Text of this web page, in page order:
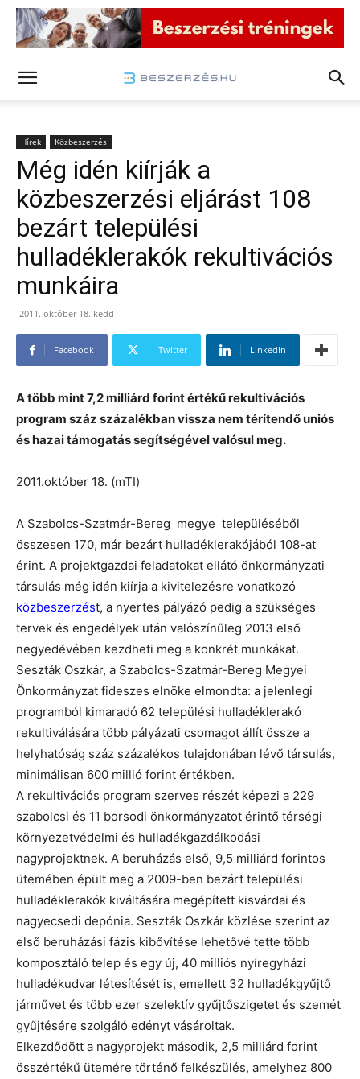
Hírek Közbeszerzés
Még idén kiírják a
közbeszerzési eljárást 108
bezárt települési
hulladéklerakók rekultivációs
munkáira
2011. október 18. kedd
Facebook Twitter Linkedin
A több mint 7,2 milliárd forint értékű rekultivációs
program száz százalékban vissza nem térítendő uniós
és hazai támogatás segítségével valósul meg.
2011.október 18. (mTI)
A Szabolcs-Szatmár-Bereg megye településéből
összesen 170, már bezárt hulladéklerakójából 108-at
érint. A projektgazdai feladatokat ellátó önkormányzati
társulás még idén kiírja a kivitelezésre vonatkozó
közbeszerzést, a nyertes pályázó pedig a szükséges
tervek és engedélyek után valószínűleg 2013 első
negyedévében kezdheti meg a konkrét munkákat.
Seszták Oszkár, a Szabolcs-Szatmár-Bereg Megyei
Önkormányzat fideszes elnöke elmondta: a jelenlegi
programból kimaradó 62 települési hulladéklerakó
rekultiválására több pályázati csomagot állít össze a
helyhatóság száz százalékos tulajdonában lévő társulás,
minimálisan 600 millió forint értékben.
A rekultivációs program szerves részét képezi a 229
szabolcsi és 11 borsodi önkormányzatot érintő térségi
környezetvédelmi és hulladékgazdálkodási
nagyprojektnek. A beruházás első, 9,5 milliárd forintos
ütemében épült meg a 2009-ben bezárt települési
hulladéklerakók kiváltására megépített kisvárdai és
nagyecsedi depónia. Seszták Oszkár közlése szerint az
első beruházási fázis kibővítése lehetővé tette több
komposztáló telep és egy új, 40 milliós nyíregyházi
hulladékudvar létesítését is, emellett 32 hulladékgyűjtő
járművet és több ezer szelektív gyűjtőszigetet és szemét
gyűjtésére szolgáló edényt vásároltak.
Elkezdődött a nagyprojekt második, 2,5 milliárd forint
összértékű ütemére történő felkészülés, amelyhez 800